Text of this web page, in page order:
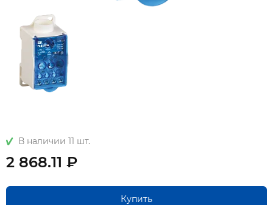
В наличии 11 шт.
2 868.11 ₽
Купить